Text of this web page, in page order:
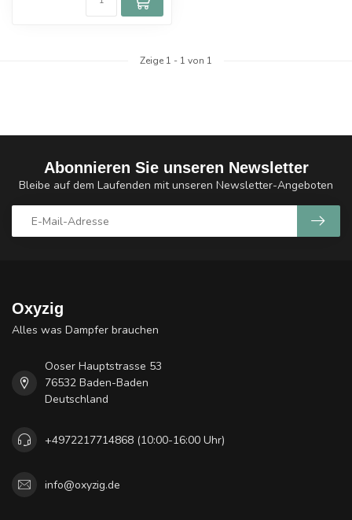
Zeige 1 - 1 von 1
Abonnieren Sie unseren Newsletter
Bleibe auf dem Laufenden mit unseren Newsletter-Angeboten
Oxyzig
Alles was Dampfer brauchen
Ooser Hauptstrasse 53
76532 Baden-Baden
Deutschland
+4972217714868 (10:00-16:00 Uhr)
info@oxyzig.de